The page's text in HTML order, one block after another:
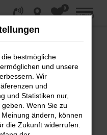
0
MENÜ
|
NACH
bestmögliche
und unsere
Wir
und
und Statistiken nur,
Wenn Sie zu
ändern, können
die Zukunft widerrufen.